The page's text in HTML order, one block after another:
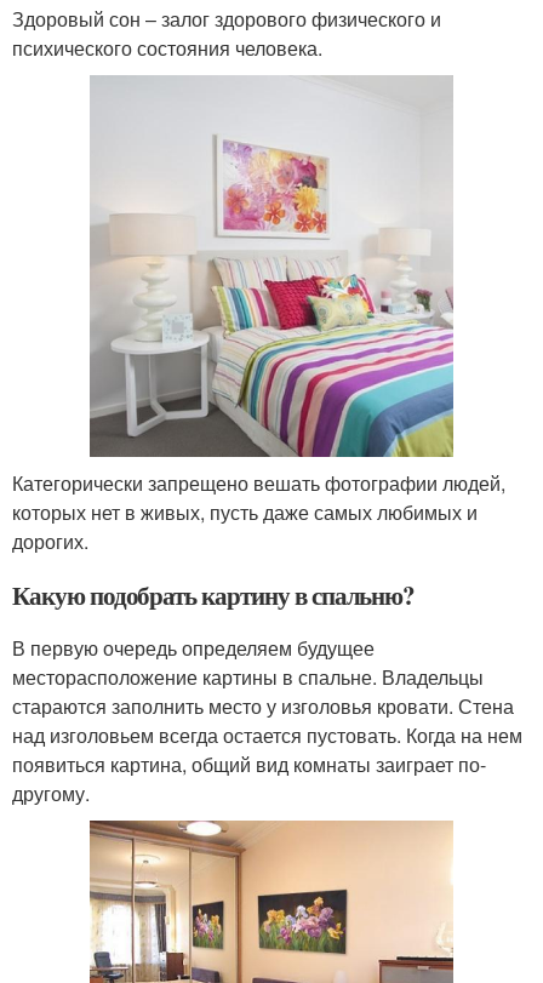
Здоровый сон – залог здорового физического и
психического состояния человека.
Категорически запрещено вешать фотографии людей,
которых нет в живых, пусть даже самых любимых и
дорогих.
Какую подобрать картину в спальню?
В первую очередь определяем будущее
месторасположение картины в спальне. Владельцы
стараются заполнить место у изголовья кровати. Стена
над изголовьем всегда остается пустовать. Когда на нем
появиться картина, общий вид комнаты заиграет по-
другому.